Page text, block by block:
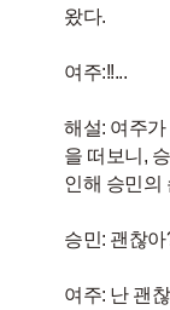
왔다.
여주:!!...
해설: 여주
을 떠보니,
인해 승민의
승민: 괜찮아
여주: 난 괜